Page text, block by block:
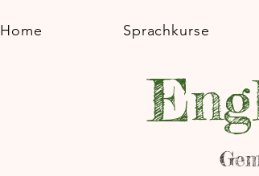
Home Sprachkurse